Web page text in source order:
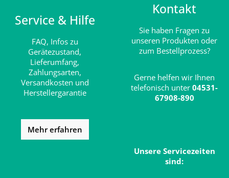
Service & Hilfe
FAQ, Infos zu
Gerätezustand,
Lieferumfang,
Zahlungsarten,
Versandkosten und
Herstellergarantie
Mehr erfahren
Kontakt
Sie haben Fragen zu
unseren Produkten oder
zum Bestellprozess?
Gerne helfen wir Ihnen
telefonisch unter 04531-
67908-890
Unsere Servicezeiten
sind: